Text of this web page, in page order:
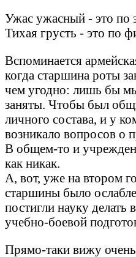
Ужас ужасный - это по
Тихая грусть - это по
Вспоминается
когда старшина роты
чем угодно: лишь бы
заняты. Чтобы был
личного состава, и у
возникало вопросов о
В общем-то и
как никак.
А, вот, уже на втором
старшины было
постигли науку делать
учебно-боевой
Прямо-таки вижу